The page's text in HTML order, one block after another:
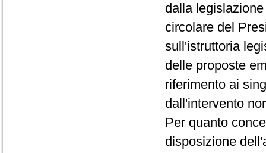
dalla
circolare del
sull'istruttoria
delle proposte
riferimento ai
dall'intervento
Per quanto
disposizione